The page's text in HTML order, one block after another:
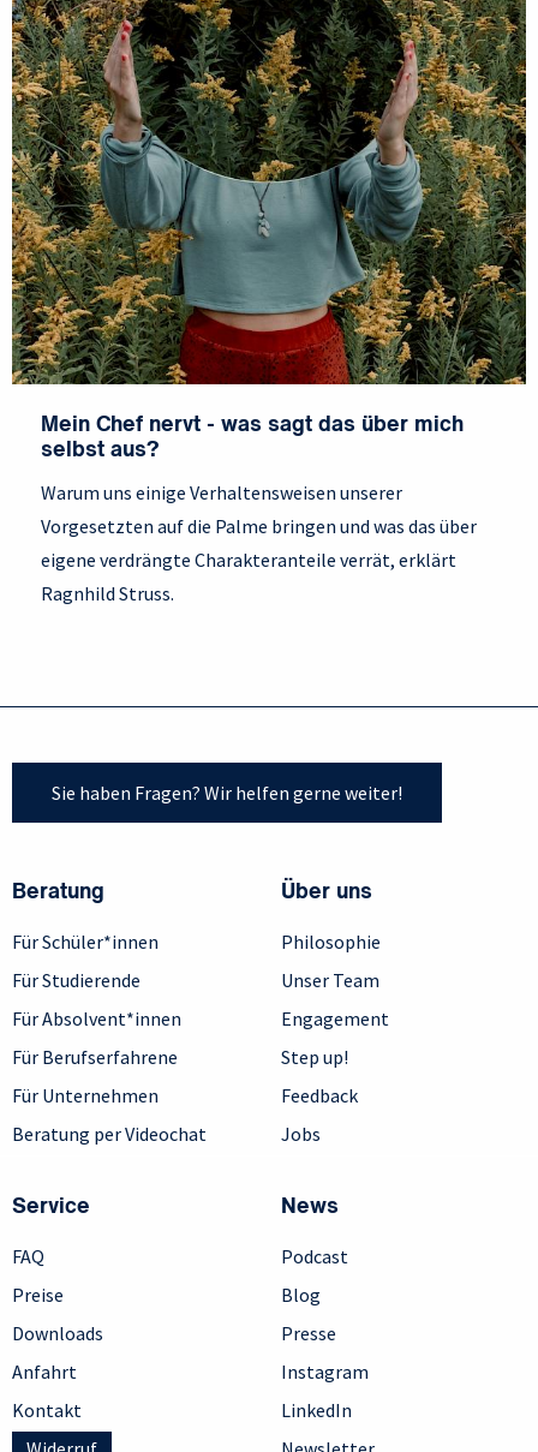
Mein Chef nervt - was sagt das über mich
selbst aus?
Warum uns einige Verhaltensweisen unserer
Vorgesetzten auf die Palme bringen und was das über
eigene verdrängte Charakteranteile verrät, erklärt
Ragnhild Struss.
Sie haben Fragen? Wir helfen gerne weiter!
Beratung
Für Schüler*innen
Für Studierende
Für Absolvent*innen
Für Berufserfahrene
Für Unternehmen
Beratung per Videochat
Über uns
Philosophie
Unser Team
Engagement
Step up!
Feedback
Jobs
Service
FAQ
Preise
Downloads
Anfahrt
Kontakt
News
Podcast
Blog
Presse
Instagram
LinkedIn